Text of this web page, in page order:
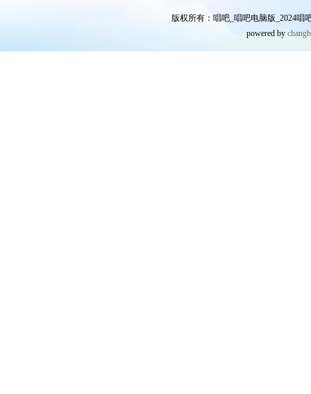
版权所有：唱吧_唱吧电脑版_2024唱
powered by